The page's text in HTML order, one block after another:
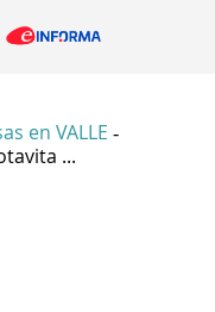
en VALLE -
...